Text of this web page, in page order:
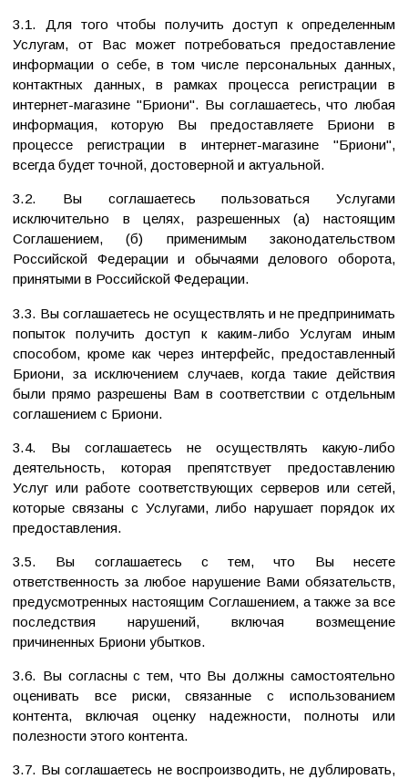
3.1. Для того чтобы получить доступ к определенным
Услугам, от Вас может потребоваться предоставление
информации о себе, в том числе персональных данных,
контактных данных, в рамках процесса регистрации в
интернет-магазине "Бриони". Вы соглашаетесь, что любая
информация, которую Вы предоставляете Бриони в
процессе регистрации в интернет-магазине "Бриони",
всегда будет точной, достоверной и актуальной.
3.2. Вы соглашаетесь пользоваться Услугами
исключительно в целях, разрешенных (а) настоящим
Соглашением, (б) применимым законодательством
Российской Федерации и обычаями делового оборота,
принятыми в Российской Федерации.
3.3. Вы соглашаетесь не осуществлять и не предпринимать
попыток получить доступ к каким-либо Услугам иным
способом, кроме как через интерфейс, предоставленный
Бриони, за исключением случаев, когда такие действия
были прямо разрешены Вам в соответствии с отдельным
соглашением с Бриони.
3.4. Вы соглашаетесь не осуществлять какую-либо
деятельность, которая препятствует предоставлению
Услуг или работе соответствующих серверов или сетей,
которые связаны с Услугами, либо нарушает порядок их
предоставления.
3.5. Вы соглашаетесь с тем, что Вы несете
ответственность за любое нарушение Вами обязательств,
предусмотренных настоящим Соглашением, а также за все
последствия нарушений, включая возмещение
причиненных Бриони убытков.
3.6. Вы согласны с тем, что Вы должны самостоятельно
оценивать все риски, связанные с использованием
контента, включая оценку надежности, полноты или
полезности этого контента.
3.7. Вы соглашаетесь не воспроизводить, не дублировать,